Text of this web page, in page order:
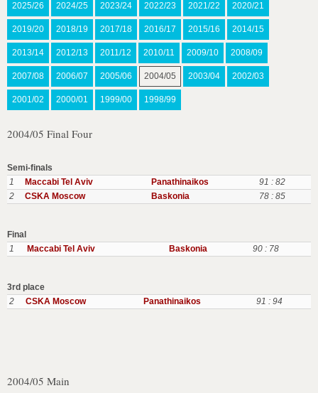
2025/26 2024/25 2023/24 2022/23 2021/22 2020/21
2019/20 2018/19 2017/18 2016/17 2015/16 2014/15
2013/14 2012/13 2011/12 2010/11 2009/10 2008/09
2007/08 2006/07 2005/06 2004/05 2003/04 2002/03
2001/02 2000/01 1999/00 1998/99
2004/05 Final Four
Semi-finals
1
Maccabi Tel Aviv Panathinaikos
91 : 82
2
CSKA Moscow Baskonia 78 : 85
Final
1
Maccabi Tel Aviv Baskonia 90 : 78
3rd place
2
CSKA Moscow Panathinaikos 91 : 94
2004/05 Main